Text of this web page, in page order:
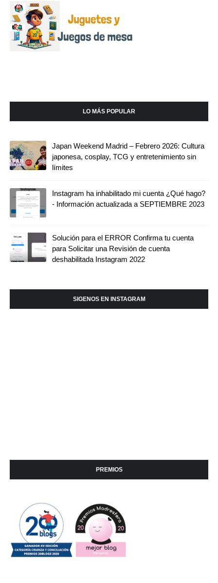
LO MÁS POPULAR
Japan Weekend Madrid – Febrero 2026: Cultura
japonesa, cosplay, TCG y entretenimiento sin
límites
Instagram ha inhabilitado mi cuenta ¿Qué hago?
- Información actualizada a SEPTIEMBRE 2023
Solución para el ERROR Confirma tu cuenta
para Solicitar una Revisión de cuenta
deshabilitada Instagram 2022
SIGENOS EN INSTAGRAM
PREMIOS